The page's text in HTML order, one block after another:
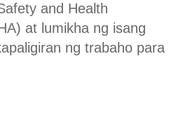
and Health
at lumikha ng isang
ng trabaho para